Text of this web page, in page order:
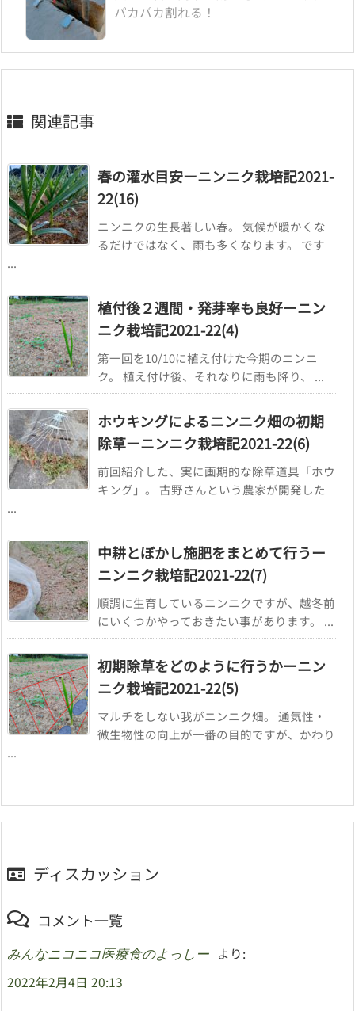
パカパカ割れる！
関連記事
春の灌水目安ーニンニク栽培記2021-
22(16)
ニンニクの生長著しい春。 気候が暖かくな
るだけではなく、雨も多くなります。 です
...
植付後２週間・発芽率も良好ーニン
ニク栽培記2021-22(4)
第一回を10/10に植え付けた今期のニンニ
ク。 植え付け後、それなりに雨も降り、 ...
ホウキングによるニンニク畑の初期
除草ーニンニク栽培記2021-22(6)
前回紹介した、実に画期的な除草道具「ホウ
キング」。 古野さんという農家が開発した
...
中耕とぼかし施肥をまとめて行うー
ニンニク栽培記2021-22(7)
順調に生育しているニンニクですが、越冬前
にいくつかやっておきたい事があります。 ...
初期除草をどのように行うかーニン
ニク栽培記2021-22(5)
マルチをしない我がニンニク畑。 通気性・
微生物性の向上が一番の目的ですが、かわり
...
ディスカッション
コメント一覧
みんなニコニコ医療食のよっしー
より:
2022年2月4日 20:13